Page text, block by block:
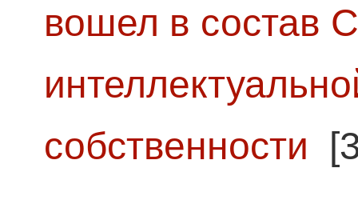
вошел в состав
собственности